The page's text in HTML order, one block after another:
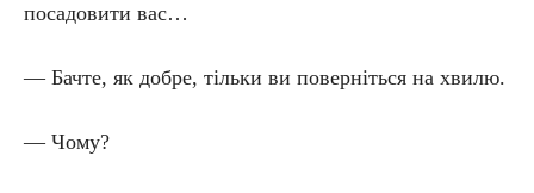
посадовити вас…
— Бачте, як добре, тільки ви поверніться на хвилю.
— Чому?